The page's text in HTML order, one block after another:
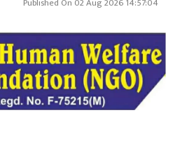
Published On 02 Aug 2026 14:57:04